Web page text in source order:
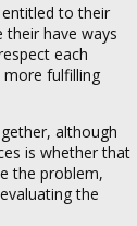
to their
have ways
each
more fulfilling
although
is whether that
the problem,
the